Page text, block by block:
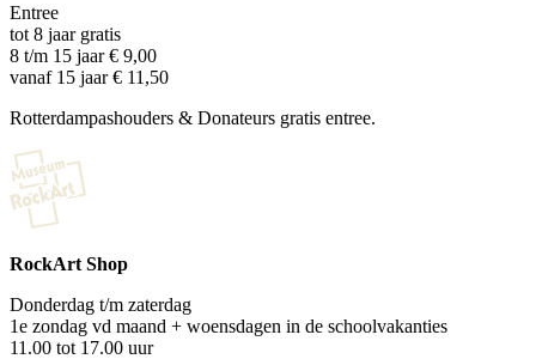
Entree
tot 8 jaar gratis
8 t/m 15 jaar € 9,00
vanaf 15 jaar € 11,50
Rotterdampashouders & Donateurs gratis entree.
RockArt Shop
Donderdag t/m zaterdag
1e zondag vd maand + woensdagen in de schoolvakanties
11.00 tot 17.00 uur